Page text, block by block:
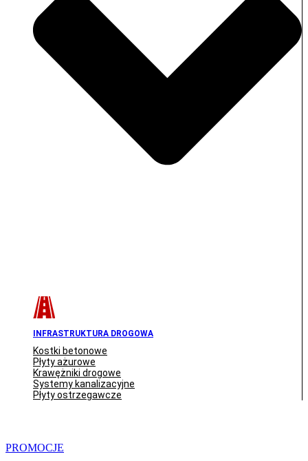
INFRASTRUKTURA DROGOWA
Kostki betonowe
Płyty ażurowe
Krawężniki drogowe
Systemy kanalizacyjne
Płyty ostrzegawcze
PROMOCJE